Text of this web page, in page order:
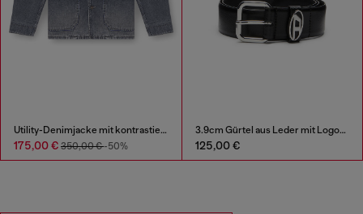
Utility-Denimjacke mit kontrastierendem Kragen
175,00 € 350,00 €-50%
3.9cm Gürtel aus Leder mit Logo-Plakette
125,00 €